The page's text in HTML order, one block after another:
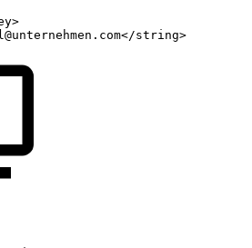
>
</string>